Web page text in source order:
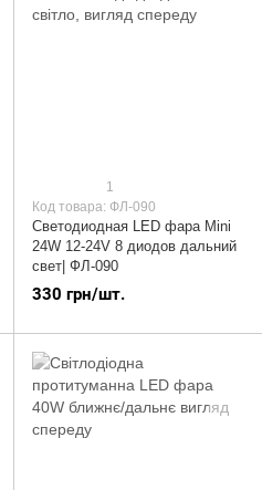
1
Код товара: ФЛ-090
Светодиодная LED фара Mini
24W 12-24V 8 диодов дальний
свет| ФЛ-090
330 грн/шт.